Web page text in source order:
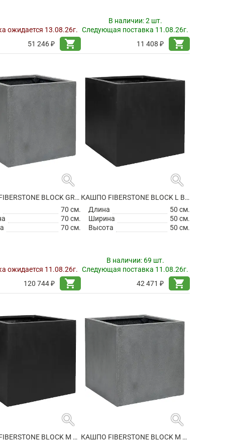
ожидается 13.08.26г.
51 246 ₽
shopping_cart
В наличии:2 шт.
Следующая поставка 11.08.26г.
11 408 ₽
shopping_cart
search
КАШПО FIBERSTONE BLOCK GREY XXL
70 см.
70 см.
70 см.
ожидается 11.08.26г.
120 744 ₽
shopping_cart
search
КАШПО FIBERSTONE BLOCK L BLACK
Длина
50 см.
Ширина
50 см.
Высота
50 см.
В наличии: 69 шт.
Следующая поставка 11.08.26г.
42 471 ₽
shopping_cart
search
КАШПО FIBERSTONE BLOCK M BLACK
search
КАШПО FIBERSTONE BLOCK M GREY